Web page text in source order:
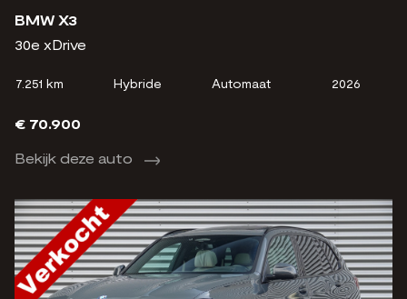
BMW X3
30e xDrive
7.251 km Hybride Automaat 2026
€ 70.900
Bekijk deze auto